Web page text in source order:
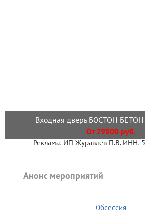
Входная дверь БОСТОН
От 29800 руб.
Реклама: ИП Журавлев П.В. ИНН:
Анонс мероприятий
Обсессия